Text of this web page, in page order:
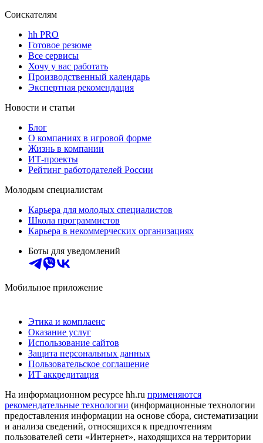
Соискателям
hh PRO
Готовое резюме
Все сервисы
Хочу у вас работать
Производственный календарь
Экспертная рекомендация
Новости и статьи
Блог
О компаниях в игровой форме
Жизнь в компании
ИТ-проекты
Рейтинг работодателей России
Молодым специалистам
Карьера для молодых специалистов
Школа программистов
Карьера в некоммерческих организациях
Боты для уведомлений
Мобильное приложение
Этика и комплаенс
Оказание услуг
Использование сайтов
Защита персональных данных
Пользовательское соглашение
ИТ аккредитация
На информационном ресурсе hh.ru применяются
рекомендательные технологии (информационные технологии
предоставления информации на основе сбора, систематизации
и анализа сведений, относящихся к предпочтениям
пользователей сети «Интернет», находящихся на территории